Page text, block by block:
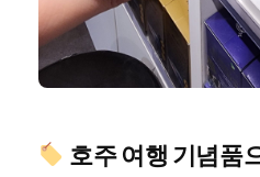
호주 여행 기념품